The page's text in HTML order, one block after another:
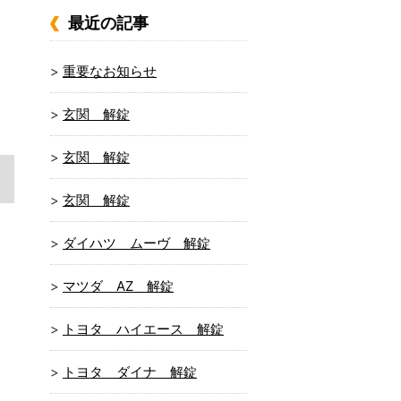
最近の記事
重要なお知らせ
玄関 解錠
玄関 解錠
玄関 解錠
ダイハツ ムーヴ 解錠
マツダ AZ 解錠
トヨタ ハイエース 解錠
トヨタ ダイナ 解錠